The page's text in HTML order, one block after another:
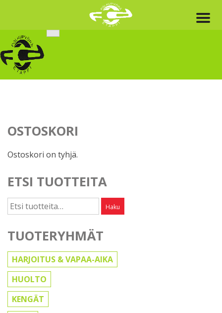
content
OSTOSKORI
Ostoskori on tyhjä.
ETSI TUOTTEITA
Etsi: Haku
TUOTERYHMÄT
HARJOITUS & VAPAA-AIKA
HUOLTO
KENGÄT